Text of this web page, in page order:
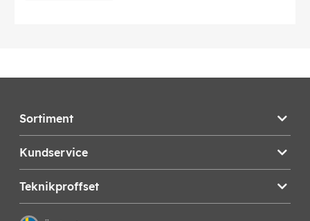
Sortiment
Kundservice
Teknikproffset